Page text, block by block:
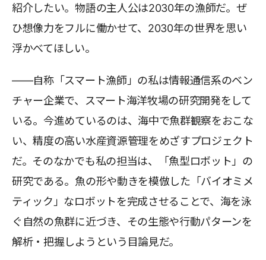
紹介したい。物語の主人公は2030年の漁師だ。ぜ
ひ想像力をフルに働かせて、2030年の世界を思い
浮かべてほしい。
――自称「スマート漁師」の私は情報通信系のベン
チャー企業で、スマート海洋牧場の研究開発をして
いる。今進めているのは、海中で魚群観察をおこな
い、精度の高い水産資源管理をめざすプロジェクト
だ。そのなかでも私の担当は、「魚型ロボット」の
研究である。魚の形や動きを模倣した「バイオミメ
ティック」なロボットを完成させることで、海を泳
ぐ自然の魚群に近づき、その生態や行動パターンを
解析・把握しようという目論見だ。